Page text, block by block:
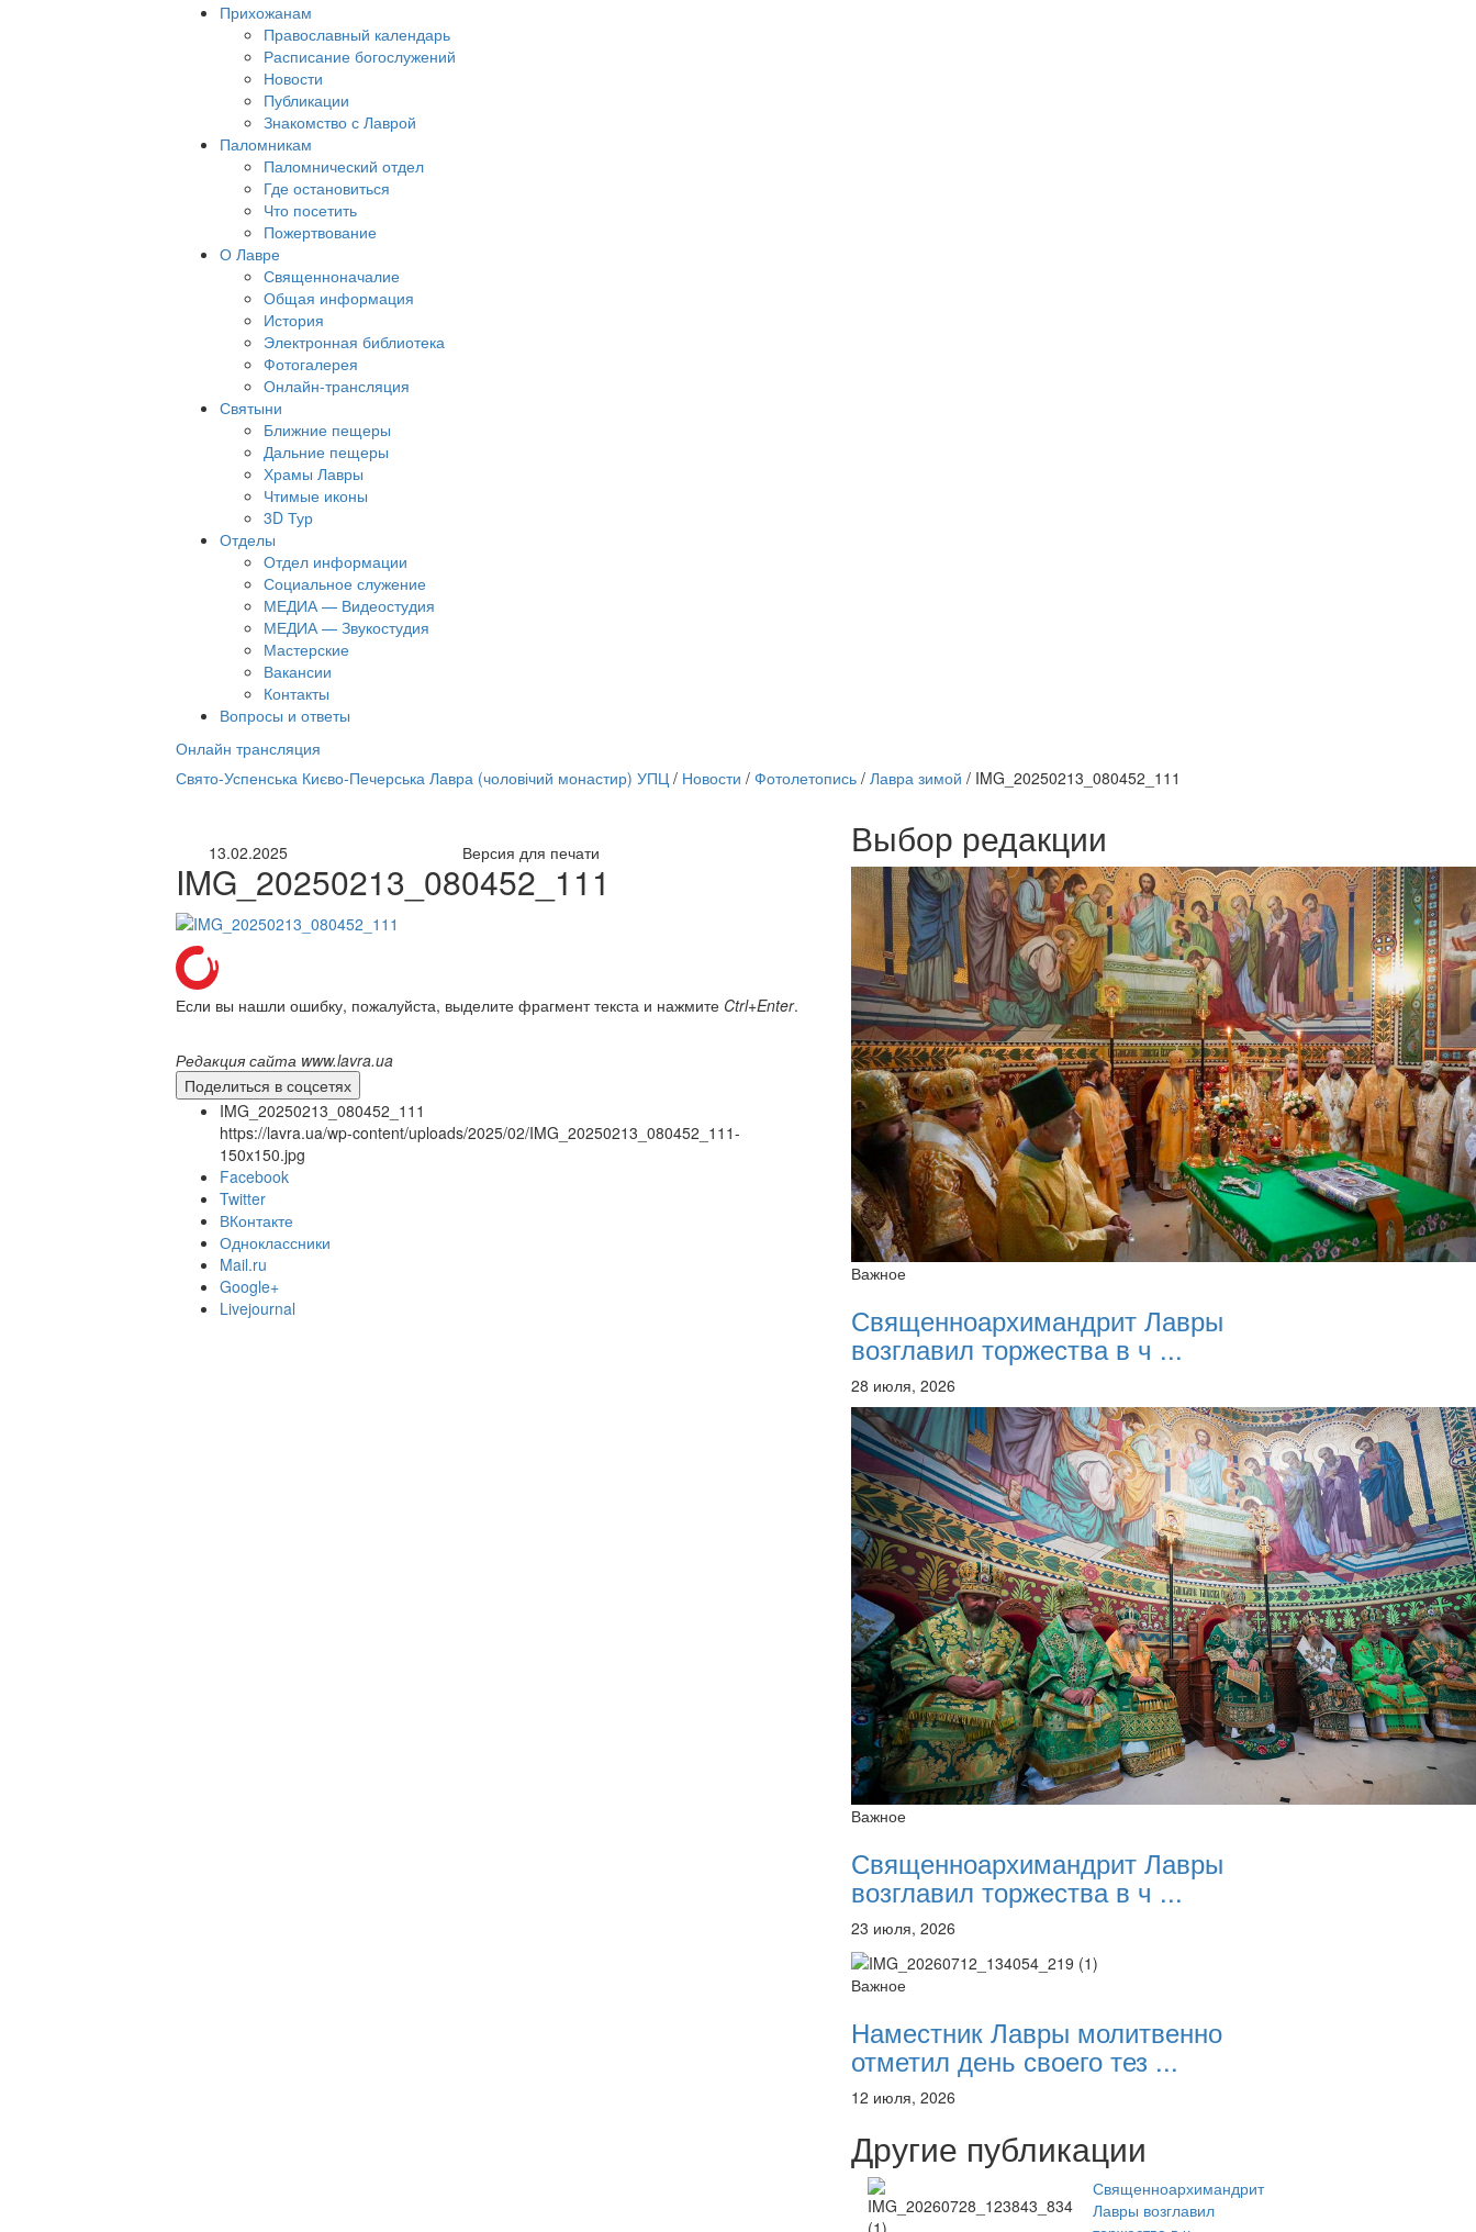
Прихожанам
Православный календарь
Расписание богослужений
Новости
Публикации
Знакомство с Лаврой
Паломникам
Паломнический отдел
Где остановиться
Что посетить
Пожертвование
О Лавре
Священноначалие
Общая информация
История
Электронная библиотека
Фотогалерея
Онлайн-трансляция
Святыни
Ближние пещеры
Дальние пещеры
Храмы Лавры
Чтимые иконы
3D Тур
Отделы
Отдел информации
Социальное служение
МЕДИА — Видеостудия
МЕДИА — Звукостудия
Мастерские
Вакансии
Контакты
Вопросы и ответы
Онлайн трансляция
12 сентября
Онлайн трансляции
Веб-камеры
12 сентября 2015Название трансляции
12 сентября 2015Название трансляции
12 сентября 2015Название трансляции
12 сентября 2015Название трансляции
12 сентября 2015 Название трансляции
12 сентября 2015Название трансляции
12 сентября 2015Название трансляции
12 сентября 2015Название трансляции
Перейти к архиву
Свято-Успенська Києво-Печерська Лавра (чоловічий монастир) УПЦ/ Новости / Фотолетопись/ Лавра зимой / IMG_20250213_080452_111
13.02.2025 Версия для печати
IMG_20250213_080452_111
Если вы нашли ошибку, пожалуйста, выделите фрагмент текста и нажмите Ctrl+Enter.
Редакция сайта www.lavra.ua
Поделиться в соцсетях
IMG_20250213_080452_111
https://lavra.ua/wp-content/uploads/2025/02/IMG_20250213_080452_111-
150x150.jpg
Facebook
Twitter
ВКонтакте
Одноклассники
Mail.ru
Google+
Livejournal
Выбор редакции
Важное
Священноархимандрит Лавры
возглавил торжества в ч ...
28 июля, 2026
Важное
Священноархимандрит Лавры
возглавил торжества в ч ...
23 июля, 2026
Важное
Наместник Лавры молитвенно
отметил день своего тез ...
12 июля, 2026
Другие публикации
Священноархимандрит
Лавры возглавил